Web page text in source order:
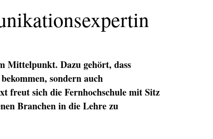
Mittelpunkt. Dazu gehört, dass
sondern auch
freut sich die Fernhochschule mit Sitz
Branchen in die Lehre zu